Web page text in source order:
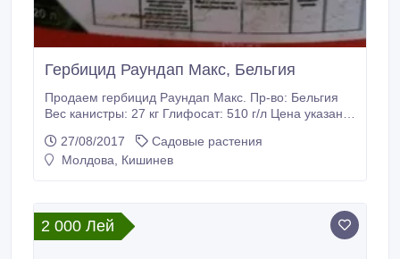
Гербицид Раундап Макс, Бельгия
Продаем гербицид Раундап Макс. Пр-во: Бельгия
Вес канистры: 27 кг Глифосат: 510 г/л Цена указана
украинской транспортной компанией Новая Почта.
Предпочтительно получать в Украине (Одесса или
27/08/2017
Садовые растения
Молдова, Кишинев
2 000 Лей